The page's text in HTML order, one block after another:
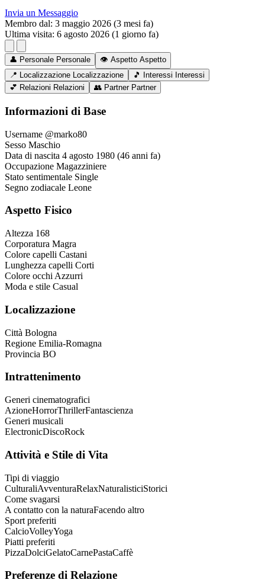
Invia un Messaggio
Membro dal: 3 maggio 2026 (3 mesi fa)
Ultima visita: 6 agosto 2026 (1 giorno fa)
👤 Personale Personale 👁️ Aspetto Aspetto
📍 Localizzazione Localizzazione 🎵 Interessi Interessi
💕 Relazioni Relazioni 👥 Partner Partner
Informazioni di Base
Username @marko80
Sesso Maschio
Data di nascita 4 agosto 1980 (46 anni fa)
Occupazione Magazziniere
Stato sentimentale Single
Segno zodiacale Leone
Aspetto Fisico
Altezza 168
Corporatura Magra
Colore capelli Castani
Lunghezza capelli Corti
Colore occhi Azzurri
Moda e stile Casual
Localizzazione
Città Bologna
Regione Emilia-Romagna
Provincia BO
Intrattenimento
Generi cinematografici
AzioneHorrorThrillerFantascienza
Generi musicali
ElectronicDiscoRock
Attività e Stile di Vita
Tipi di viaggio
CulturaliAvventuraRelaxNaturalisticiStorici
Come svagarsi
A contatto con la naturaFacendo altro
Sport preferiti
CalcioVolleyYoga
Piatti preferiti
PizzaDolciGelatoCarnePastaCaffè
Preferenze di Relazione